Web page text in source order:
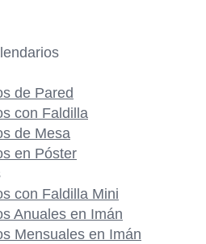
de Pared
con Faldilla
de Mesa
en Póster
con Faldilla Mini
Anuales en Imán
Mensuales en Imán